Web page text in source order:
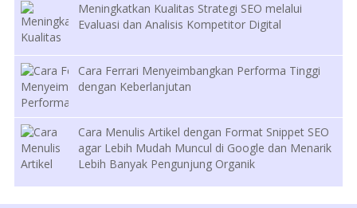
Meningkatkan Kualitas Strategi SEO melalui
Evaluasi dan Analisis Kompetitor Digital
Cara Ferrari Menyeimbangkan Performa Tinggi
dengan Keberlanjutan
Cara Menulis Artikel dengan Format Snippet SEO
agar Lebih Mudah Muncul di Google dan Menarik
Lebih Banyak Pengunjung Organik